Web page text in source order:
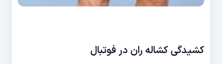
کشیدگی کشاله ران در فوتبال